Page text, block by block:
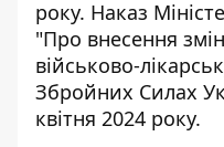
року. Наказ
"Про внесення
військово-
Збройних Силах
квітня 2024 року.